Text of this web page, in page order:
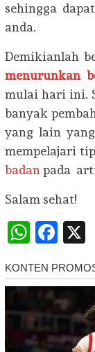
sehingga
anda.
Demikianlah
menurunkan
mulai hari ini.
banyak
yang lain
mempelajari
badan pada
Salam sehat!